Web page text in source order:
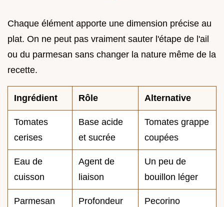
Chaque élément apporte une dimension précise au
plat. On ne peut pas vraiment sauter l'étape de l'ail
ou du parmesan sans changer la nature même de la
recette.
Ingrédient Rôle Alternative
Tomates
cerises
Base acide
et sucrée
Tomates grappe
coupées
Eau de
cuisson
Agent de
liaison
Un peu de
bouillon léger
Parmesan
Profondeur
Pecorino